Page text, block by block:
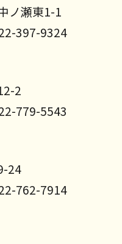
ノ瀬東1-1
397-9324
2
779-5543
24
762-7914